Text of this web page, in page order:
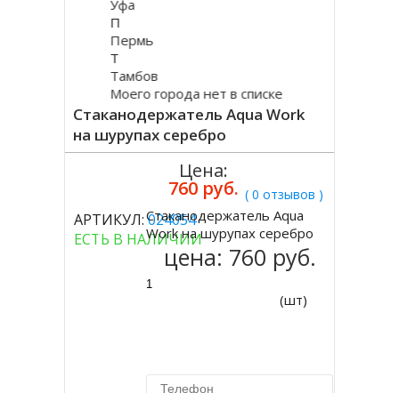
Стаканодержатель Aqua Work
на шурупах серебро
( 0 отзывов )
АРТИКУЛ:024054
ЕСТЬ В НАЛИЧИИ
Цена:
760 руб.
Купить
Стаканодержатель Aqua
Work на шурупах серебро
цена: 760 руб.
(шт)
Уфа
П
Пермь
Т
Тамбов
Моего города нет в списке